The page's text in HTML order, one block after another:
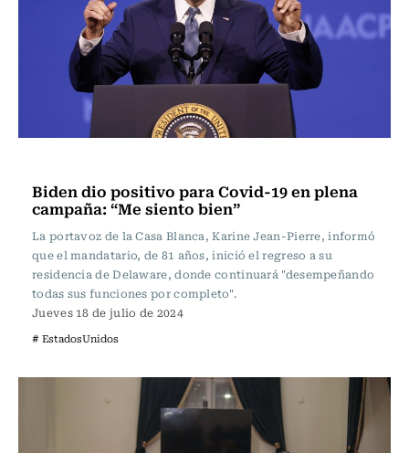
Biden dio positivo para Covid-19 en plena
campaña: “Me siento bien”
La portavoz de la Casa Blanca, Karine Jean-Pierre, informó
que el mandatario, de 81 años, inició el regreso a su
residencia de Delaware, donde continuará "desempeñando
todas sus funciones por completo".
Jueves 18 de julio de 2024
# EstadosUnidos